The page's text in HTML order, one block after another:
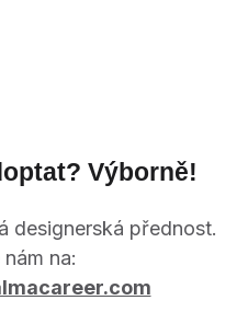
Výborně!
designerská přednost.
na: